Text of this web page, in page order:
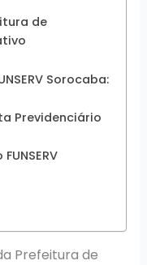
de
Sorocaba:
Previdenciário
Prefeitura de